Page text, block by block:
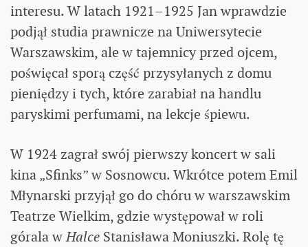
interesu. W latach 1921–1925 Jan wprawdzie
podjął studia prawnicze na Uniwersytecie
Warszawskim, ale w tajemnicy przed ojcem,
poświęcał sporą część przysyłanych z domu
pieniędzy i tych, które zarabiał na handlu
paryskimi perfumami, na lekcje śpiewu.
W 1924 zagrał swój pierwszy koncert w sali
kina „Sfinks” w Sosnowcu. Wkrótce potem Emil
Młynarski przyjął go do chóru w warszawskim
Teatrze Wielkim, gdzie występował w roli
górala wHalce Stanisława Moniuszki. Rolę tę